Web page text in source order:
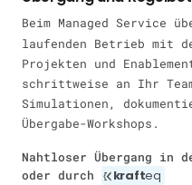
Beim Managed Service
laufenden Betrieb mit
Projekten und
schrittweise an Ihr
Simulationen,
Übergabe-Workshops.
Nahtloser Übergang in
oder durch
krafteq